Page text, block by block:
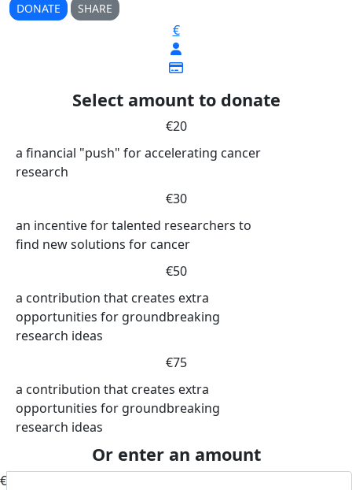
DONATE SHARE
€
Select amount to donate
€20
a financial "push" for accelerating cancer
research
€30
an incentive for talented researchers to
find new solutions for cancer
€50
a contribution that creates extra
opportunities for groundbreaking
research ideas
€75
a contribution that creates extra
opportunities for groundbreaking
research ideas
Or enter an amount
€